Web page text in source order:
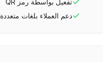
تفعيل بواسطة رمز QR
دعم العملاء بلغات متعددة